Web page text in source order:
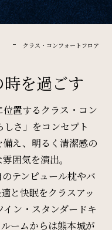
クラス・コンフォートフロア
を過ごす
置するクラス・コン
しさ」をコンセプト
え、 明るく清潔感の
囲気を演出。
テンピュール枕やバ
と快眠をクラスアッ
イン・スタンダードキ
ームからは熊本城が